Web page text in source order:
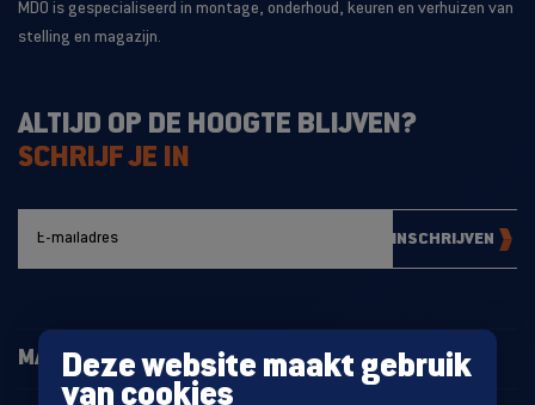
Deze website maakt gebruik
van cookies
MDO is gespecialiseerd in montage, onderhoud, keuren en verhuizen van
stelling en magazijn.
ALTIJD OP DE HOOGTE BLIJVEN?
SCHRIJF JE IN
INSCHRIJVEN
MAGAZIJNINRICHTING